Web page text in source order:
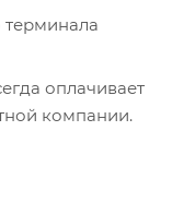
терминала
оплачивает
компании.